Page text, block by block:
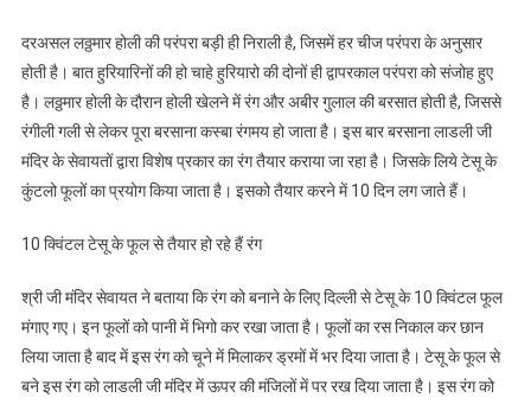
होली
के
लिए
रंग,
जानें
तैयार
दरअसल लठ्ठमार होली की परंपरा बड़ी ही निराली है, जिसमें हर चीज परंपरा के अनुसार
होती है। बात हुरियारिनों की हो चाहे हुरियारो की दोनों ही द्वापरकाल परंपरा को संजोह हुए
है। लठ्ठमार होली के दौरान होली खेलने में रंग और अबीर गुलाल की बरसात होती है, जिससे
रंगीली गली से लेकर पूरा बरसाना कस्बा रंगमय हो जाता है। इस बार बरसाना लाडली जी
मंदिर के सेवायतों द्वारा विशेष प्रकार का रंग तैयार कराया जा रहा है। जिसके लिये टेसू के
कुंटलो फूलों का प्रयोग किया जाता है। इसको तैयार करने में 10 दिन लग जाते हैं।
10 क्विंटल टेसू के फूल से तैयार हो रहे हैं रंग
श्री जी मंदिर सेवायत ने बताया कि रंग को बनाने के लिए दिल्ली से टेसू के 10 क्विंटल फूल
मंगाए गए। इन फूलों को पानी में भिगो कर रखा जाता है। फूलों का रस निकाल कर छान
लिया जाता है बाद में इस रंग को चूने में मिलाकर ड्रमों में भर दिया जाता है। टेसू के फूल से
बने इस रंग को लाडली जी मंदिर में ऊपर की मंजिलों में पर रख दिया जाता है। इस रंग को